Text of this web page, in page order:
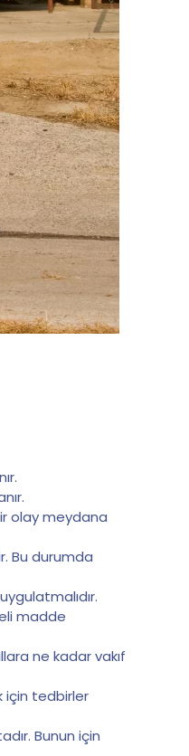
olay meydana
Bu durumda
madde
ne kadar vakıf
için tedbirler
Bunun için